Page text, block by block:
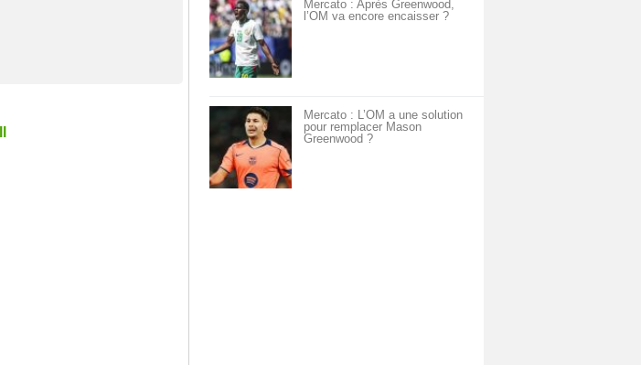
Mercato : Après Greenwood,
l’OM va encore encaisser ?
Mercato : L’OM a une solution
pour remplacer Mason
Greenwood ?